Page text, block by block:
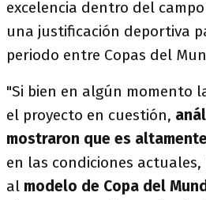
excelencia dentro del
una justificación deportiva
periodo entre Copas del
"Si bien en algún momento
el proyecto en cuestión,
mostraron que es
en las condiciones
al modelo de Copa del